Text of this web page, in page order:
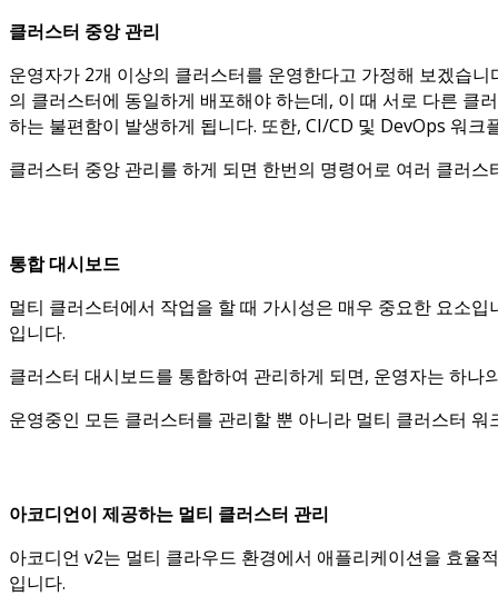
클러스터 중앙 관리
운영자가 2개 이상의 클러스터를 운영한다고 가정해 보겠습
의 클러스터에 동일하게 배포해야 하는데, 이 때 서로 다른 클
하는 불편함이 발생하게 됩니다. 또한, CI/CD 및 DevOps 워크
클러스터 중앙 관리를 하게 되면 한번의 명령어로 여러 클러
통합 대시보드
멀티 클러스터에서 작업을 할 때 가시성은 매우 중요한 요소
입니다.
클러스터 대시보드를 통합하여 관리하게 되면, 운영자는 하
운영중인 모든 클러스터를 관리할 뿐 아니라 멀티 클러스터
아코디언이 제공하는 멀티 클러스터 관리
아코디언 v2는 멀티 클라우드 환경에서 애플리케이션을 효율
입니다.